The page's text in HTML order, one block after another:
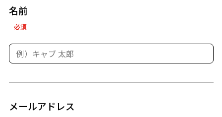
名前
必須
メールアドレス